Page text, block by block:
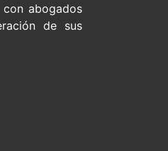
abogados
de sus